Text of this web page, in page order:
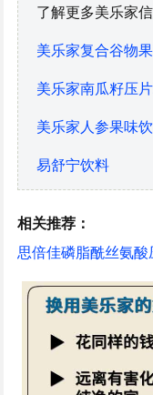
了解更多美乐家信
美乐家复合谷物
美乐家南瓜籽压
美乐家人参果味
易舒宁饮料
相关推荐：
思倍佳磷脂酰丝氨